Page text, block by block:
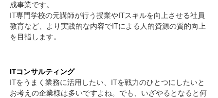
成事業です。
IT専門学校の元講師が行う授業やITスキルを向上させる社員
教育など、より実践的な内容でITによる人的資源の質的向上
を目指します。
ITコンサルティング
ITをうまく業務に活用したい、ITを戦力のひとつにしたいと
お考えの企業様は多いですよね。でも、いざやるとなると何